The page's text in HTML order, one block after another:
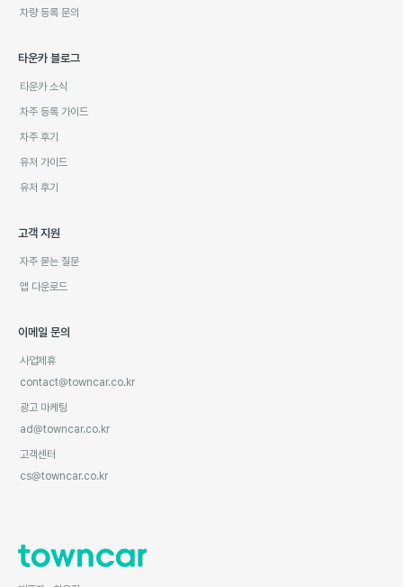
차량 등록 문의
타운카 블로그
타운카 소식
차주 등록 가이드
차주 후기
유저 가이드
유저 후기
고객 지원
자주 묻는 질문
앱 다운로드
이메일 문의
사업제휴
contact@towncar.co.kr
광고 마케팅
ad@towncar.co.kr
고객센터
cs@towncar.co.kr